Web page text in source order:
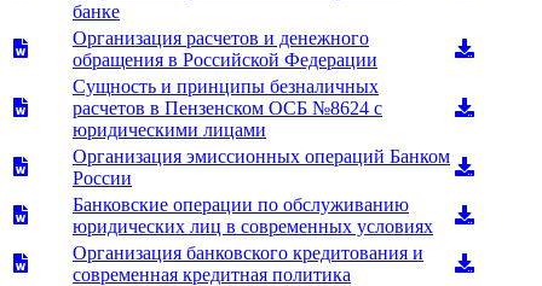
банке
Организация расчетов и денежного
обращения в Российской Федерации
Сущность и принципы безналичных
расчетов в Пензенском ОСБ №8624 с
юридическими лицами
Организация эмиссионных операций Банком
России
Банковские операции по обслуживанию
юридических лиц в современных условиях
Организация банковского кредитования и
современная кредитная политика